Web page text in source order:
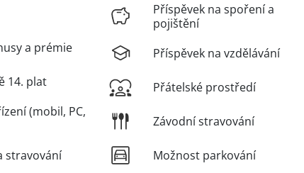
a prémie
14. plat
(mobil, PC,
stravování
Příspěvek na spoření a
pojištění
Příspěvek na vzdělávání
Přátelské prostředí
Závodní stravování
Možnost parkování